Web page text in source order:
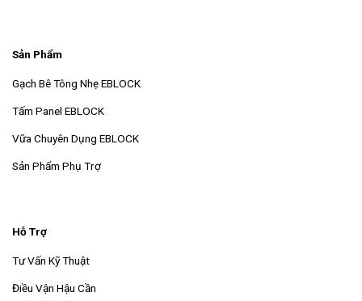
Sản Phẩm
Gạch Bê Tông Nhẹ EBLOCK
Tấm Panel EBLOCK
Vữa Chuyên Dụng EBLOCK
Sản Phẩm Phụ Trợ
Hỗ Trợ
Tư Vấn Kỹ Thuật
Điều Vận Hậu Cần